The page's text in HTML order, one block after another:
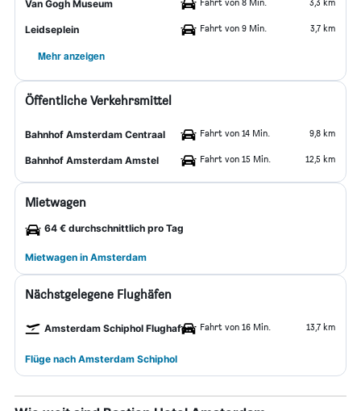
Van Gogh Museum
Leidseplein Fahrt von 9 Min. 3,7 km
Mehr anzeigen
Öffentliche Verkehrsmittel
Bahnhof Amsterdam Centraal Fahrt von 14 Min. 9,8 km
Bahnhof Amsterdam Amstel Fahrt von 15 Min. 12,5 km
Mietwagen
64 € durchschnittlich pro Tag
Mietwagen in Amsterdam
Nächstgelegene Flughäfen
Amsterdam Schiphol Flughafen Fahrt von 16 Min. 13,7 km
Flüge nach Amsterdam Schiphol